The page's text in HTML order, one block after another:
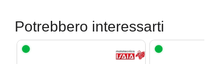
Potrebbero interessarti